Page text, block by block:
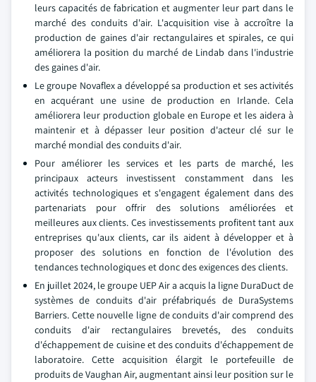
leurs capacités de fabrication et augmenter leur part dans le
marché des conduits d'air. L'acquisition vise à accroître la
production de gaines d'air rectangulaires et spirales, ce qui
améliorera la position du marché de Lindab dans l'industrie
des gaines d'air.
Le groupe Novaflex a développé sa production et ses activités
en acquérant une usine de production en Irlande. Cela
améliorera leur production globale en Europe et les aidera à
maintenir et à dépasser leur position d'acteur clé sur le
marché mondial des conduits d'air.
Pour améliorer les services et les parts de marché, les
principaux acteurs investissent constamment dans les
activités technologiques et s'engagent également dans des
partenariats pour offrir des solutions améliorées et
meilleures aux clients. Ces investissements profitent tant aux
entreprises qu'aux clients, car ils aident à développer et à
proposer des solutions en fonction de l'évolution des
tendances technologiques et donc des exigences des clients.
En juillet 2024, le groupe UEP Air a acquis la ligne DuraDuct de
systèmes de conduits d'air préfabriqués de DuraSystems
Barriers. Cette nouvelle ligne de conduits d'air comprend des
conduits d'air rectangulaires brevetés, des conduits
d'échappement de cuisine et des conduits d'échappement de
laboratoire. Cette acquisition élargit le portefeuille de
produits de Vaughan Air, augmentant ainsi leur position sur le